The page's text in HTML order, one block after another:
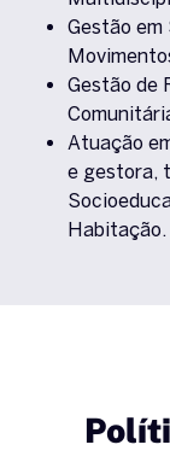
Gestão em
Gestão de
Atuação
e gestora,
Habitação.